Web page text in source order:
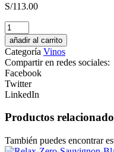
S/113.00
CONCIERE
GIN
Destilado
Americano
cantidad
añadir al carrito
Categoría Vinos
Compartir en redes sociales:
Facebook
Twitter
LinkedIn
Productos
También puedes encontrar